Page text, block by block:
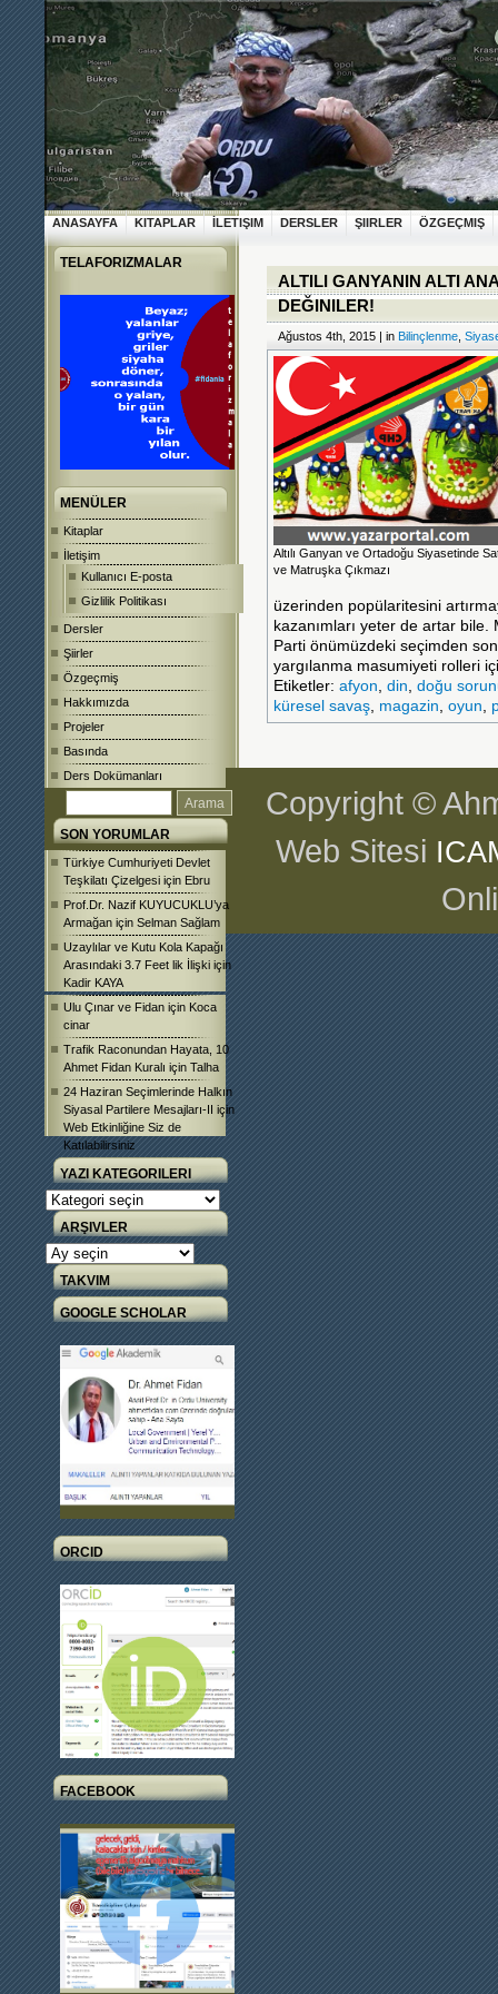
ANASAYFA KITAPLAR İLETIŞIM DERSLER ŞIIRLER ÖZGEÇMIŞ
TELAFORIZMALAR
MENÜLER
Kitaplar
İletişim
Kullanıcı E-posta
Gizlilik Politikası
Dersler
Şiirler
Özgeçmiş
Hakkımızda
Projeler
Basında
Ders Dokümanları
SON YORUMLAR
Türkiye Cumhuriyeti Devlet
Teşkilatı Çizelgesi için Ebru
Prof.Dr. Nazif KUYUCUKLU’ya
Armağan için Selman Sağlam
Uzaylılar ve Kutu Kola Kapağı
Arasındaki 3.7 Feet lik İlişki için
Kadir KAYA
Ulu Çınar ve Fidan için Koca
cinar
Trafik Raconundan Hayata, 10
Ahmet Fidan Kuralı için Talha
24 Haziran Seçimlerinde Halkın
Siyasal Partilere Mesajları-II için
Web Etkinliğine Siz de
Katılabilirsiniz
YAZI KATEGORILERI
Yazı
Kategorileri
ARŞIVLER
Arşivler
TAKVIM
GOOGLE SCHOLAR
ORCID
FACEBOOK
ALTILI GANYANIN ALTI
DEĞINILER!
Ağustos 4th, 2015 | in Bilinçlenme
Altılı Ganyan ve Ortadoğu Siyasetinde
ve Matruşka Çıkmazı
üzerinden popülaritesini
kazanımları yeter de artar bile.
Parti önümüzdeki seçimden
yargılanma masumiyeti rolleri
Etiketler: afyon, din, doğu
küresel savaş, magazin, oyun,
Copyright ©
Web Sitesi